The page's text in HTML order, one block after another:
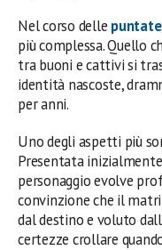
Nel corso delle puntate
più complessa. Quello
tra buoni e cattivi si
identità nascoste,
per anni.
Uno degli aspetti più
Presentata
personaggio evolve
convinzione che il
dal destino e voluto
certezze crollare